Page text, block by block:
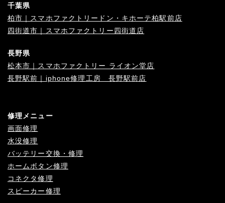
千葉県
柏市｜スマホファクトリードン・キホーテ柏駅前店
四街道市｜スマホファクトリー四街道店
長野県
松本市｜スマホファクトリー ライオン堂店
長野駅前｜iphone修理工房 長野駅前店
修理メニュー
画面修理
水没修理
バッテリー交換・修理
ホームボタン修理
コネクタ修理
スピーカー修理